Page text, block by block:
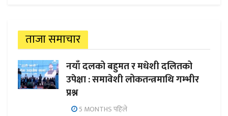
ताजा समाचार
नयाँ दलको बहुमत र मधेशी दलितको
उपेक्षा : समावेशी लोकतन्त्रमाथि गम्भीर
प्रश्न
5 MONTHS पहिले